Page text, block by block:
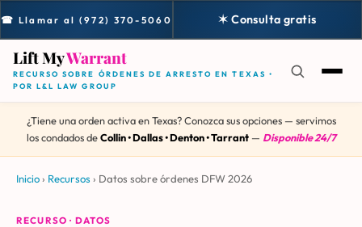
☎ Llamar al (972) 370-5060 ✶ Consulta gratis
Lift MyWarrant
RECURSO SOBRE ÓRDENES DE ARRESTO EN TEXAS •
POR L&L LAW GROUP
¿Tiene una orden activa en Texas? Conozca sus opciones — servimos
los condados deCollin • Dallas • Denton • Tarrant— Disponible 24/7
Inicio› Recursos › Datos sobre órdenes DFW 2026
RECURSO · DATOS